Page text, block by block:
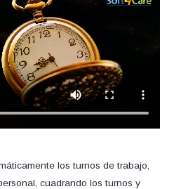
los turnos de trabajo,
cuadrando los turnos y